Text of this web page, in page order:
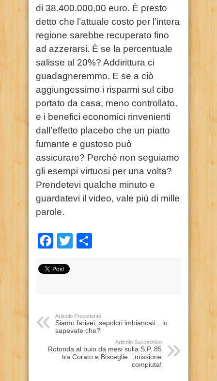
di 38.400.000,00 euro. È presto
detto che l’attuale costo per l’intera
regione sarebbe recuperato fino
ad azzerarsi. È se la percentuale
salisse al 20%? Addirittura ci
guadagneremmo. E se a ciò
aggiungessimo i risparmi sul cibo
portato da casa, meno controllato,
e i benefici economici rinvenienti
dall’effetto placebo che un piatto
fumante e gustoso può
assicurare? Perché non seguiamo
gli esempi virtuosi per una volta?
Prendetevi qualche minuto e
guardatevi il video, vale più di mille
parole.
Facebook
Twitter
Articolo Precedente
Siamo farisei, sepolcri imbiancati…lo
sapevate che?
Articolo Successivo
Rotonda al buio da mesi sulla S.P. 85
tra Corato e Bisceglie…missione
compiuta!